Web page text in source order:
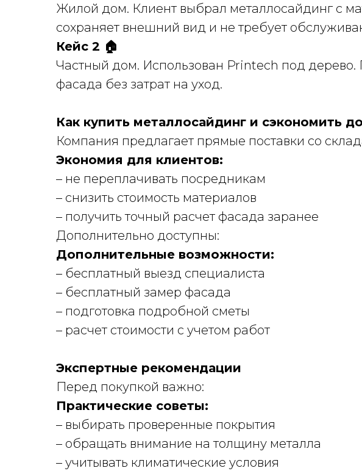
Жилой дом. Клиент выбрал металлосайдинг с
сохраняет внешний вид и не требует
Кейс 2 🏠
Частный дом. Использован Printech под дерево.
фасада без затрат на уход.
Как купить металлосайдинг и сэкономить
Компания предлагает прямые поставки со
Экономия для клиентов:
– не переплачивать посредникам
– снизить стоимость материалов
– получить точный расчет фасада заранее
Дополнительно доступны:
Дополнительные возможности:
– бесплатный выезд специалиста
– бесплатный замер фасада
– подготовка подробной сметы
– расчет стоимости с учетом работ
Экспертные рекомендации
Перед покупкой важно:
Практические советы:
– выбирать проверенные покрытия
– обращать внимание на толщину металла
– учитывать климатические условия